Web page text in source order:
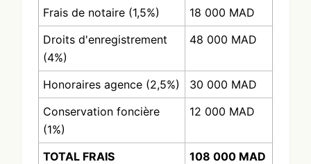
Frais de notaire (1,5%)
18 000 MAD
Droits d'enregistrement
(4%)
48 000 MAD
Honoraires agence (2,5%)
30 000 MAD
Conservation foncière
(1%)
12 000 MAD
TOTAL FRAIS
108 000 MAD